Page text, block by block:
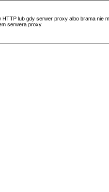
HTTP lub gdy serwer proxy albo brama
serwera proxy.